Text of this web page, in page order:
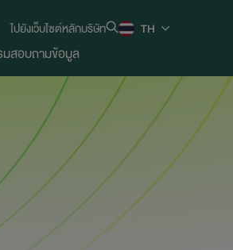
ไปยังเว็บไซต์หลักบริษัท TH
มสอบถามข้อมูล